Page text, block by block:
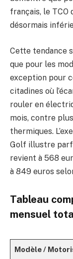
français, le TCO
désormais
Cette tendance
que pour les
exception pour
citadines où
rouler en
mois, contre
thermiques.
Golf illustre
revient à 568
à 849 euros
Tableau
mensuel
Modèle /